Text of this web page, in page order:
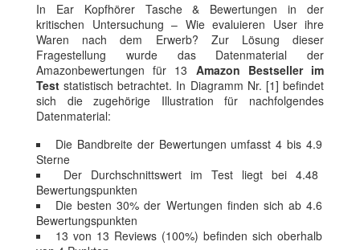
In Ear Kopfhörer Tasche & Bewertungen in der
kritischen Untersuchung – Wie evaluieren User ihre
Waren nach dem Erwerb? Zur Lösung dieser
Fragestellung wurde das Datenmaterial der
Amazonbewertungen für 13 Amazon Bestseller im
Test statistisch betrachtet. In Diagramm Nr. [1] befindet
sich die zugehörige Illustration für nachfolgendes
Datenmaterial:
Die Bandbreite der Bewertungen umfasst 4 bis 4.9
Sterne
Der Durchschnittswert im Test liegt bei 4.48
Bewertungspunkten
Die besten 30% der Wertungen finden sich ab 4.6
Bewertungspunkten
13 von 13 Reviews (100%) befinden sich oberhalb